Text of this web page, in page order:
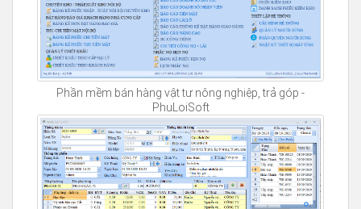
Phần mềm bán hàng vật tư nông nghiệp, trả góp -
PhuLoiSoft